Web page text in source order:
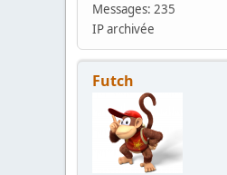
Messages: 235
IP archivée
Futch